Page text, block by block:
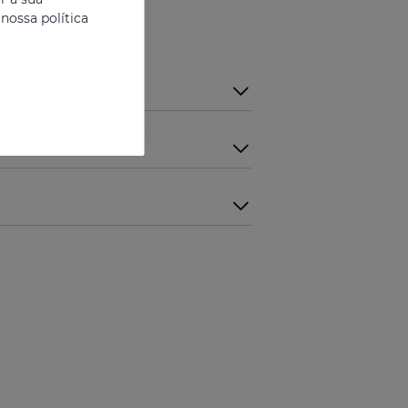
política